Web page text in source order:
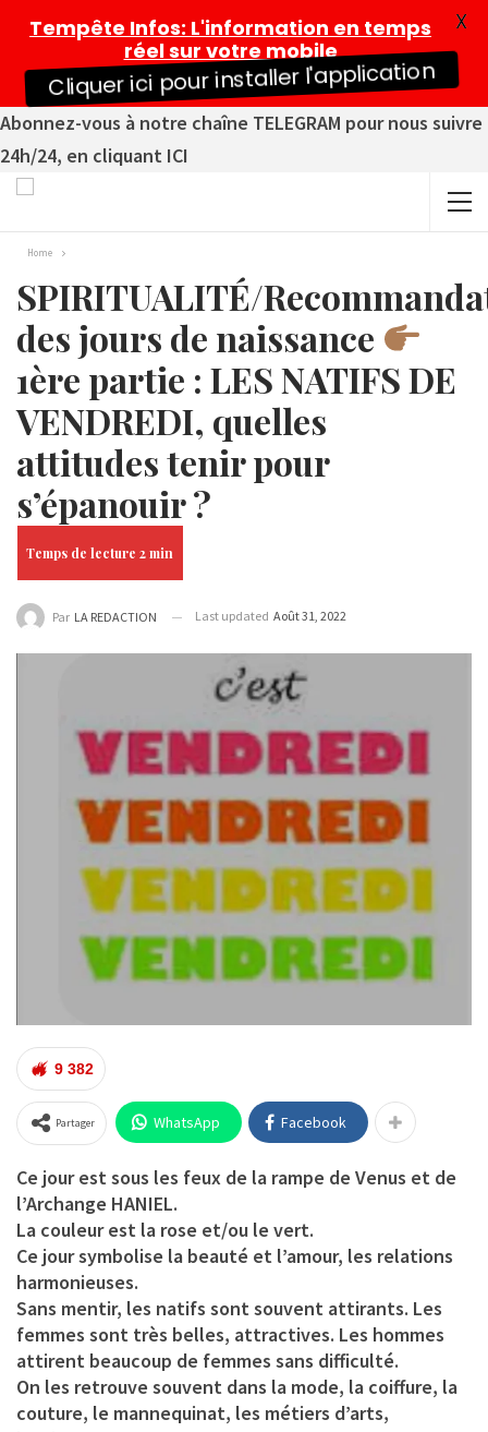
Abonnez-vous à notre chaîne TELEGRAM pour nous suivre
24h/24, en cliquant ICI
Home
SPIRITUALITÉ/
des jours de naissance
1ère partie : LES NATIFS DE
VENDREDI, quelles
attitudes tenir pour
s’épanouir ?
Par LA REDACTION Last updated Août 31, 2022
9 382
Partager WhatsApp Facebook
Ce jour est sous les feux de la rampe de Venus et de
l’Archange HANIEL.
La couleur est la rose et/ou le vert.
Ce jour symbolise la beauté et l’amour, les relations
harmonieuses.
Sans mentir, les natifs sont souvent attirants. Les
femmes sont très belles, attractives. Les hommes
attirent beaucoup de femmes sans difficulté.
On les retrouve souvent dans la mode, la coiffure, la
couture, le mannequinat, les métiers d’arts,
Tempête Infos: L'information en temps
réel sur votre mobile
Cliquer ici pour installer l'application
X